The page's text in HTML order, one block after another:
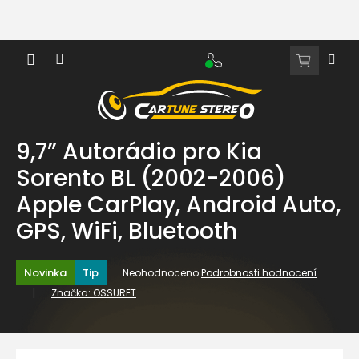
obsah
NÁKUPNÍ
9,7” Autorádio pro Kia
Sorento BL (2002-2006)
Apple CarPlay, Android Auto,
GPS, WiFi, Bluetooth
Novinka Tip
Průměrné
hodnocení
produktu
0,0
NeohodnocenoPodrobnosti hodnocení
Značka: OSSURET